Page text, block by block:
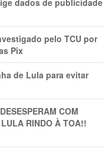
dados de publicidade
pelo TCU por
Pix
de Lula para evitar
COM
RINDO À TOA!!